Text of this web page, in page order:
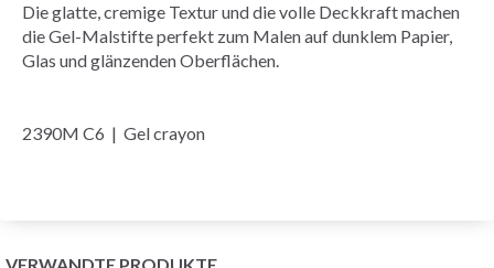
Die glatte, cremige Textur und die volle Deckkraft machen
die Gel-Malstifte perfekt zum Malen auf dunklem Papier,
Glas und glänzenden Oberflächen.
2390M C6 | Gel crayon